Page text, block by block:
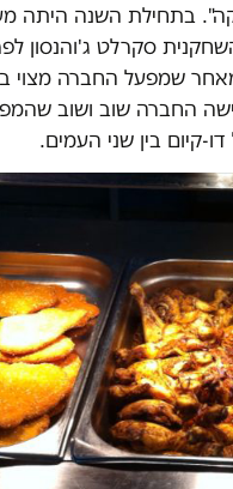
בתחילת השנה היתה
סקרלט ג'והנסון
שמפעל החברה מצוי
החברה שוב ושוב
קיום בין שני העמים.